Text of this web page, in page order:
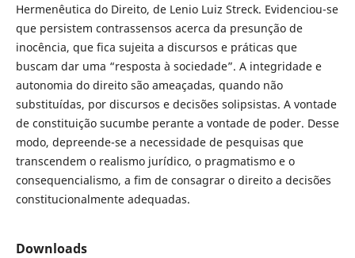
Hermenêutica do Direito, de Lenio Luiz Streck. Evidenciou-se
que persistem contrassensos acerca da presunção de
inocência, que fica sujeita a discursos e práticas que
buscam dar uma “resposta à sociedade”. A integridade e
autonomia do direito são ameaçadas, quando não
substituídas, por discursos e decisões solipsistas. A vontade
de constituição sucumbe perante a vontade de poder. Desse
modo, depreende-se a necessidade de pesquisas que
transcendem o realismo jurídico, o pragmatismo e o
consequencialismo, a fim de consagrar o direito a decisões
constitucionalmente adequadas.
Downloads